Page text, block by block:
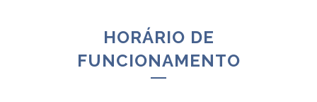
HORÁRIO DE
FUNCIONAMENTO